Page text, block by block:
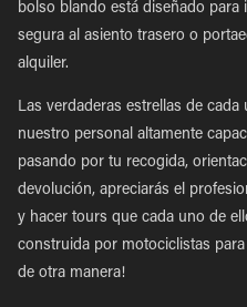
bolso blando está diseñado para
segura al asiento trasero o
alquiler.
Las verdaderas estrellas de cada
nuestro personal altamente
pasando por tu recogida,
devolución, apreciarás el
y hacer tours que cada uno de
construida por motociclistas
de otra manera!